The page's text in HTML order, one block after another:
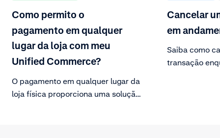
Como permito o
pagamento em qualquer
lugar da loja com meu
Unified Commerce?
O pagamento em qualquer lugar da
loja física proporciona uma solução
Cancelar
em
Saiba como
transação